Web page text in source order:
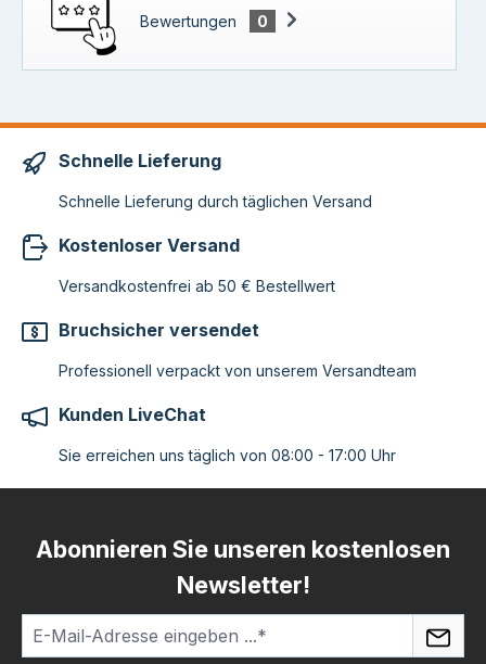
Bewertungen 0
Schnelle Lieferung
Schnelle Lieferung durch täglichen Versand
Kostenloser Versand
Versandkostenfrei ab 50 € Bestellwert
Bruchsicher versendet
Professionell verpackt von unserem Versandteam
Kunden LiveChat
Sie erreichen uns täglich von 08:00 - 17:00 Uhr
Abonnieren Sie unseren kostenlosen
Newsletter!